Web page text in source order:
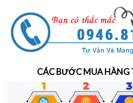
CÁC BƯỚC MUA HÀNG